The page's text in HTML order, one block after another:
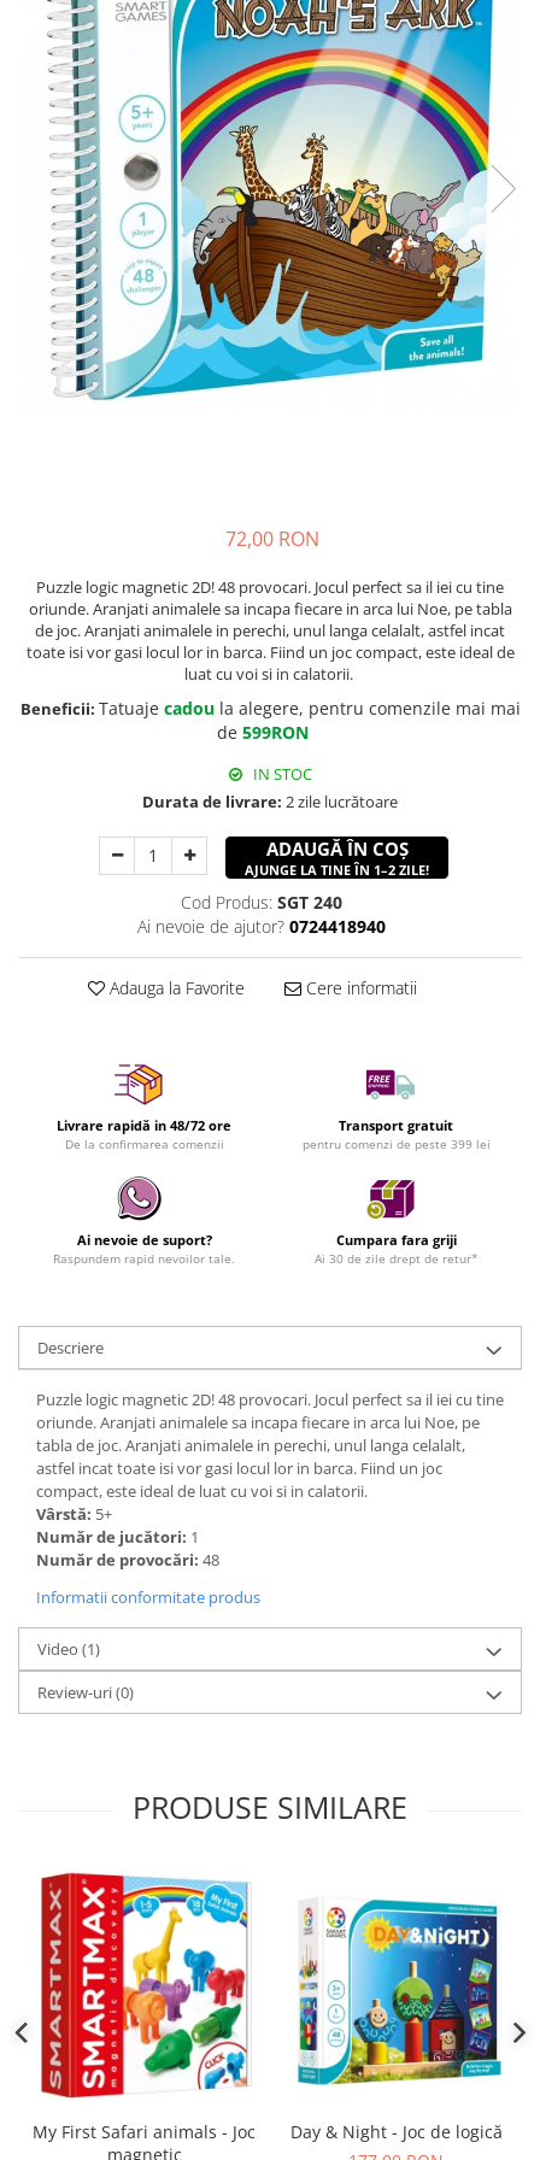
72,00 RON
Puzzle logic magnetic 2D! 48 provocari. Jocul perfect sa il iei cu tine
oriunde. Aranjati animalele sa incapa fiecare in arca lui Noe, pe tabla
de joc. Aranjati animalele in perechi, unul langa celalalt, astfel incat
toate isi vor gasi locul lor in barca. Fiind un joc compact, este ideal de
luat cu voi si in calatorii.
Beneficii: Tatuaje cadoula alegere, pentru comenzile mai mai
de 599RON
IN STOC
Durata de livrare: 2 zile lucrătoare
ADAUGĂ ÎN COȘ
AJUNGE LA TINE ÎN 1–2 ZILE!
Cod Produs: SGT 240
Ai nevoie de ajutor? 0724418940
Adauga la Favorite Cere informatii
Livrare rapidă in 48/72 ore
De la confirmarea comenzii
Transport gratuit
pentru comenzi de peste 399 lei
Ai nevoie de suport?
Raspundem rapid nevoilor tale.
Cumpara fara griji
Ai 30 de zile drept de retur*
Descriere
Puzzle logic magnetic 2D! 48 provocari. Jocul perfect sa il iei cu tine
oriunde. Aranjati animalele sa incapa fiecare in arca lui Noe, pe
tabla de joc. Aranjati animalele in perechi, unul langa celalalt,
astfel incat toate isi vor gasi locul lor in barca. Fiind un joc
compact, este ideal de luat cu voi si in calatorii.
Vârstă: 5+
Număr de jucători: 1
Număr de provocări: 48
Informatii conformitate produs
Video (1)
Review-uri(0)
PRODUSE SIMILARE
My First Safari animals - Joc
magnetic
Day & Night - Joc de logică